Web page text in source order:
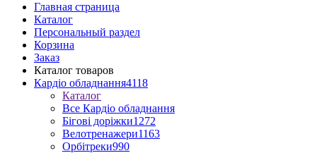
Главная страница
Каталог
Персональный раздел
Корзина
Заказ
Каталог товаров
Кардіо обладнання4118
Каталог
Все Кардіо обладнання
Бігові доріжки1272
Велотренажери1163
Орбітреки990